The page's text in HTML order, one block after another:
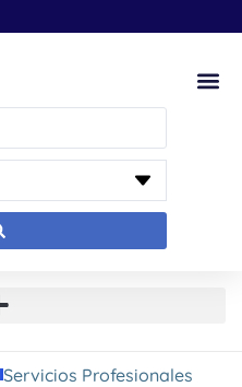
Servicios Profesionales